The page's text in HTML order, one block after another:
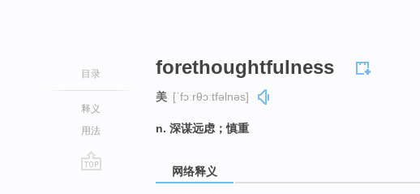
目录
释义
用法
forethoughtfulness
美 [ˈfɔːrθɔːtfəlnəs]
n. 深谋远虑；慎重
网络释义